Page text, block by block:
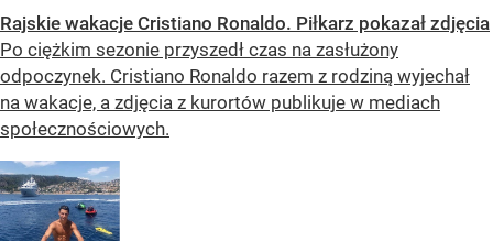
Rajskie wakacje Cristiano Ronaldo. Piłkarz pokazał zdjęcia
Po ciężkim sezonie przyszedł czas na zasłużony
odpoczynek. Cristiano Ronaldo razem z rodziną wyjechał
na wakacje, a zdjęcia z kurortów publikuje w mediach
społecznościowych.